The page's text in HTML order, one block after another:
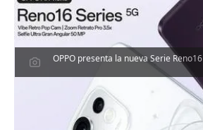
OPPO presenta la nueva Serie Reno16